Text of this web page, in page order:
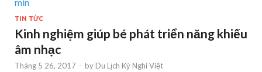
TIN TỨC
Kinh nghiệm giúp bé phát triển năng khiếu
âm nhạc
Tháng 5 26, 2017 - by Du Lịch Kỳ Nghỉ Việt